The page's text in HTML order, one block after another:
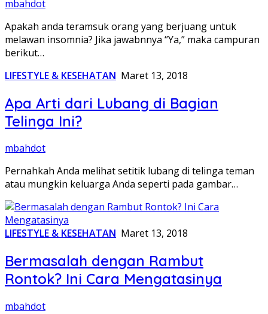
mbahdot
Apakah anda teramsuk orang yang berjuang untuk
melawan insomnia? Jika jawabnnya ‘’Ya,” maka campuran
berikut…
LIFESTYLE & KESEHATAN Maret 13, 2018
Apa Arti dari Lubang di Bagian
Telinga Ini?
mbahdot
Pernahkah Anda melihat setitik lubang di telinga teman
atau mungkin keluarga Anda seperti pada gambar…
LIFESTYLE & KESEHATAN Maret 13, 2018
Bermasalah dengan Rambut
Rontok? Ini Cara Mengatasinya
mbahdot